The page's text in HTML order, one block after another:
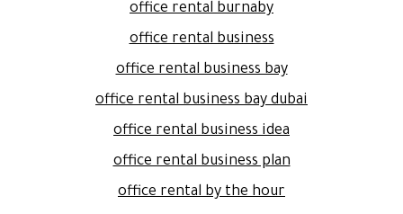
office rental burnaby
office rental business
office rental business bay
office rental business bay dubai
office rental business idea
office rental business plan
office rental by the hour